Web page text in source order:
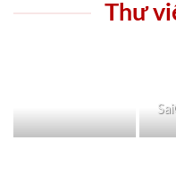
Thư